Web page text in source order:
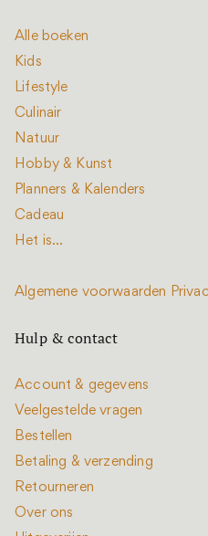
Alle boeken
Kids
Lifestyle
Culinair
Natuur
Hobby & Kunst
Planners & Kalenders
Cadeau
Het is...
Algemene voorwaarden
Hulp & contact
Account & gegevens
Veelgestelde vragen
Bestellen
Betaling & verzending
Retourneren
Over ons